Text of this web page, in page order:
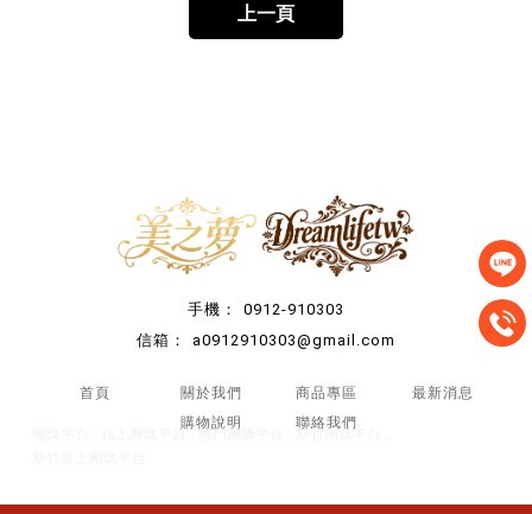
上一頁
0912-910303
a0912910303@gmail.com
首頁 關於我們 商品專區
最新消息
購物說明
聯絡我們
線上團購平台 熱門團購平台
新竹團購平台